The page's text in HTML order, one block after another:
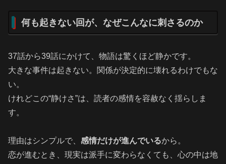
何も起きない回が、なぜこんなに刺さるのか
37話から39話にかけて、物語は驚くほど静かです。
大きな事件は起きない。関係が決定的に壊れるわけでもな
い。
けれどこの“静けさ”は、読者の感情を容赦なく揺らしま
す。
理由はシンプルで、 感情だけが進んでいるから。
恋が進むとき、現実は派手に変わらなくても、心の中は地